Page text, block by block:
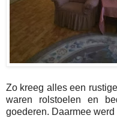
Zo kreeg alles een
waren rolstoelen en
goederen. Daarmee